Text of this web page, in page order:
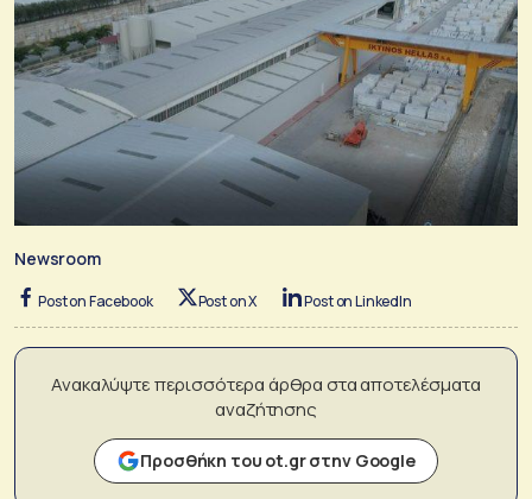
Newsroom
Post on Facebook Post on X Post on LinkedIn
Ανακαλύψτε περισσότερα άρθρα στα αποτελέσματα
αναζήτησης
Προσθήκη του ot.gr στην Google